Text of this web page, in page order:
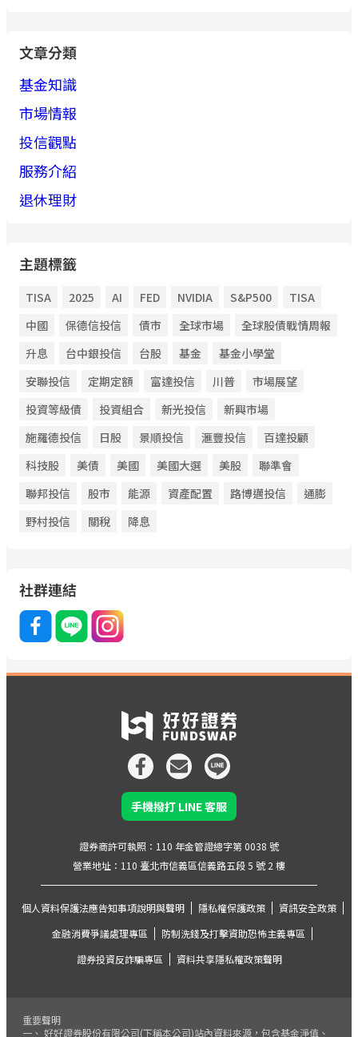
文章分類
基金知識
市場情報
投信觀點
服務介紹
退休理財
主題標籤
TISA 2025 AI FED NVIDIA S&P500
TISA
中國
保德信投信 債市 全球市場
全球股債戰情周報
升息
台中銀投信 台股 基金
基金小學堂
安聯投信
定期定額 富達投信 川普
市場展望
投資等級債
投資組合 新光投信
新興市場
施羅德投信
日股 景順投信 滙豐投信
百達投顧
科技股
美債 美國 美國大選 美股
聯準會
聯邦投信
股市 能源 資產配置 路博邁投信
通膨
野村投信
關稅 降息
社群連結
手機撥打 LINE 客服
證券商許可執照：110 年金管證總字第 0038 號
個人資料保護法應告知事項說明與聲明 隱私權保護政策
資訊安全政策
金融消費爭議處理專區
防制洗錢及打擊資助恐怖主義專區
證券投資反詐騙專區
資料共享隱私權政策聲明
營業地址：110 臺北市信義區信義路五段 5 號 2 樓
重要聲明
一、 好好證券股份有限公司(下稱本公司)站內資料來源，包含基金淨值、